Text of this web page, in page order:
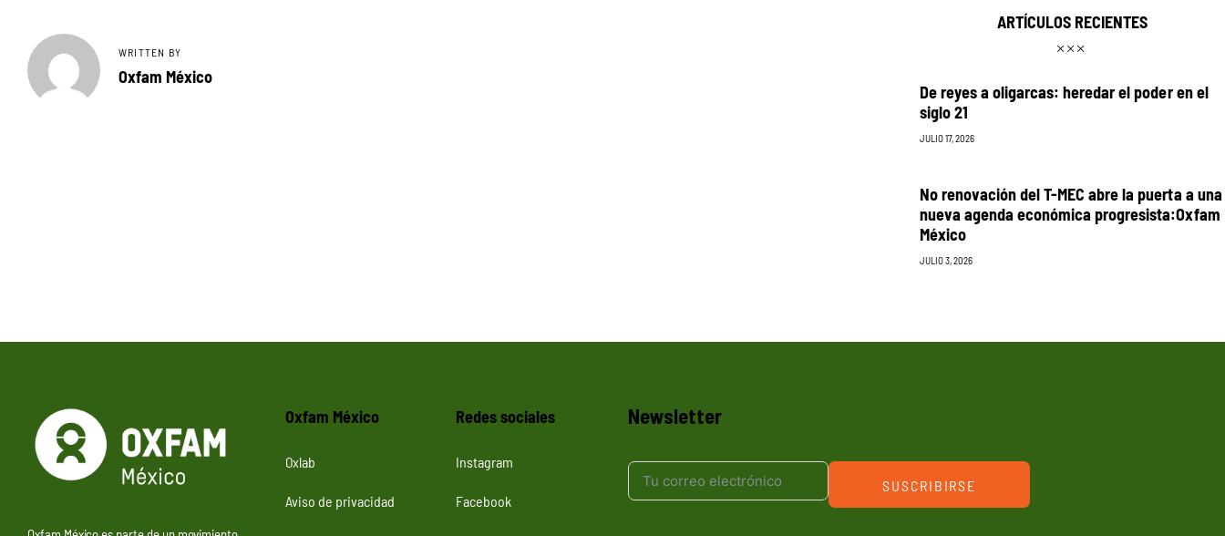
WRITTEN BY
Oxfam México
ARTÍCULOS RECIENTES
De reyes a oligarcas: heredar el poder en el
siglo 21
JULIO 17, 2026
No renovación del T-MEC abre la puerta a una
nueva agenda económica progresista:Oxfam
México
JULIO 3, 2026
Oxfam México
Oxlab
Aviso de privacidad
Redes sociales
Instagram
Facebook
Newsletter
SUSCRIBIRSE